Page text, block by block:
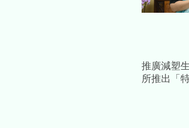
推廣減塑
所推出「